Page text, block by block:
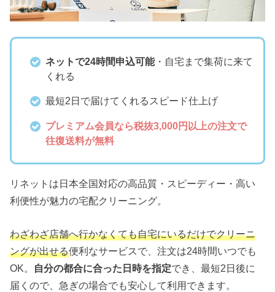
ネットで24時間申込可能・自宅まで集荷に来て
くれる
最短2日で届けてくれるスピード仕上げ
プレミアム会員なら税抜3,000円以上の注文で
往復送料が無料
リネットは日本全国対応の高品質・スピーディー・高い
利便性が魅力の宅配クリーニング。
わざわざ店舗へ行かなくても自宅にいるだけでクリーニ
ングが出せる便利なサービスで、注文は24時間いつでも
OK。 自分の都合に合った日時を指定でき、最短2日後に
届くので、急ぎの場合でも安心して利用できます。